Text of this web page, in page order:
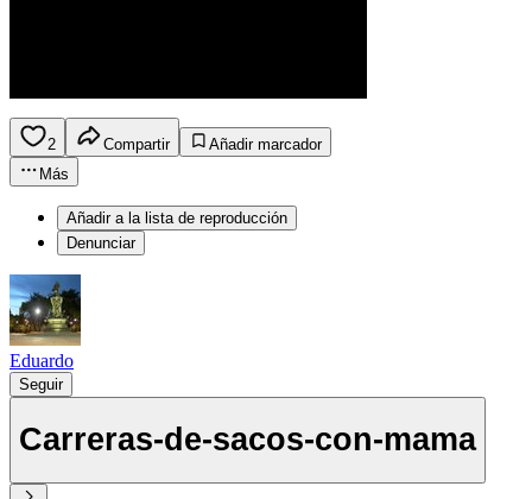
2 Compartir
Añadir marcador
Más
Añadir a la lista de reproducción
Denunciar
Eduardo
Seguir
Carreras-de-sacos-con-mama